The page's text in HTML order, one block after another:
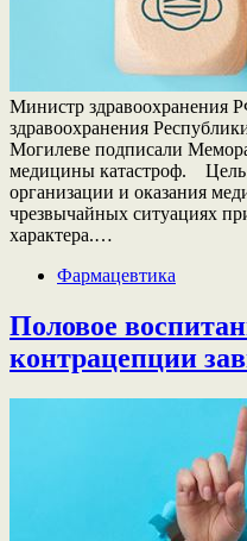
Министр
здравоохранения
Могилеве подписали
медицины катастроф.
организации и оказания
чрезвычайных ситуациях
характера.…
Фармацевтика
Половое
контрацепции